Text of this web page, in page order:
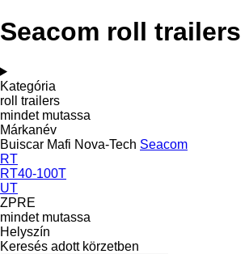
Seacom roll trailers
Kategória
roll trailers
mindet mutassa
Márkanév
Buiscar Mafi Nova-Tech Seacom
RT
RT40-100T
UT
ZPRE
mindet mutassa
Helyszín
Keresés adott körzetben